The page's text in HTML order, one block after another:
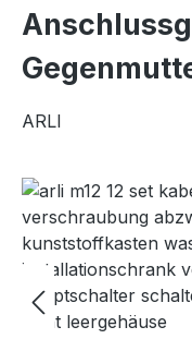
ARLI
Bildergalerie